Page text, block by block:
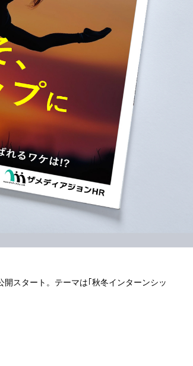
れ
ら
【気になる
ドールHD、
を月1万円支給...
【2026年最新
使わない？イ
【気になる
を休んででも
スタート。テーマは｢秋冬インターンシッ